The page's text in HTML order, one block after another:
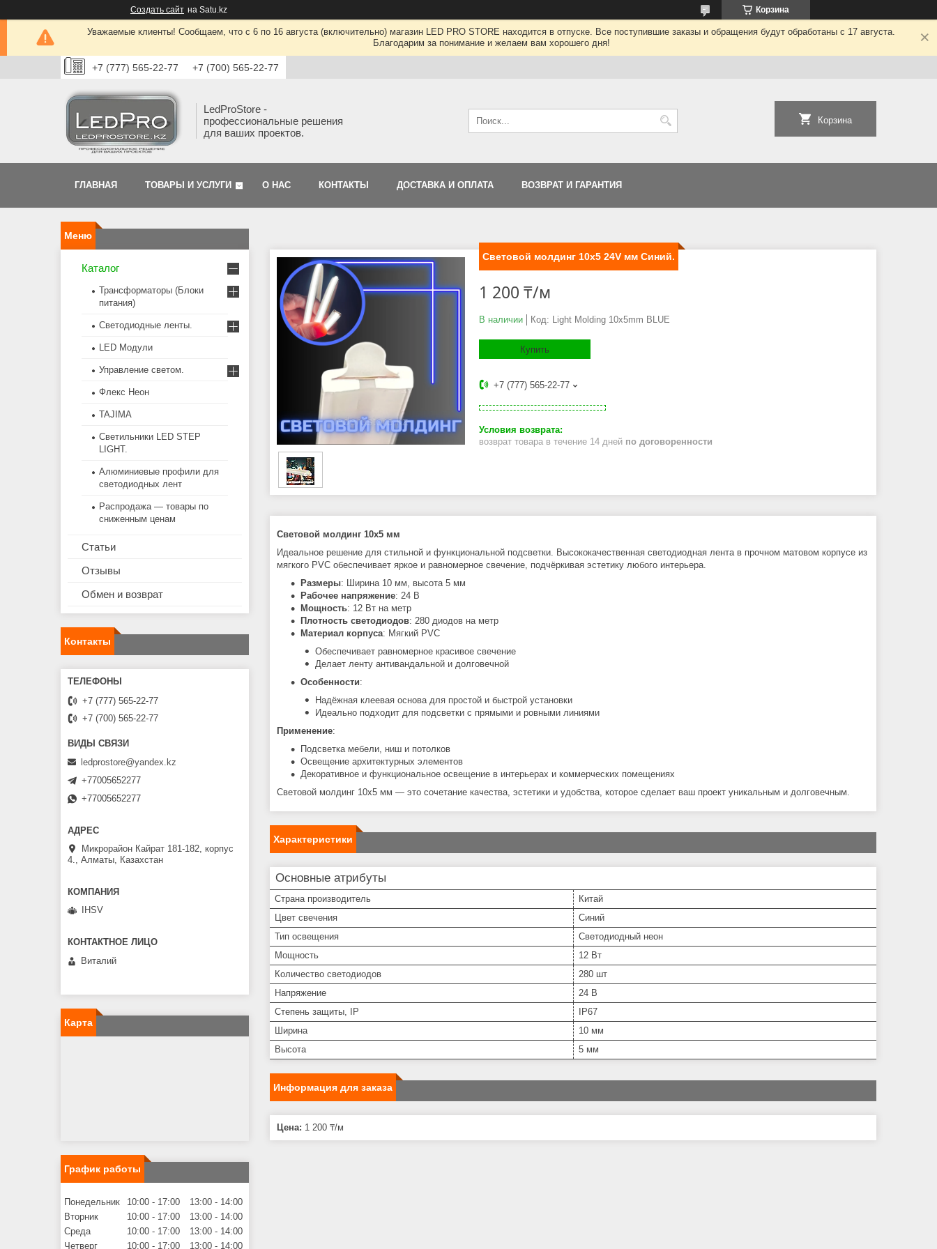
Создать сайт на Satu.kz Корзина
Уважаемые клиенты! Сообщаем, что с 6 по 16 августа (включительно) магазин LED PRO STORE находится в отпуске. Все поступившие заказы и обращения будут обработаны с 17 августа.
Благодарим за понимание и желаем вам хорошего дня!
+7 (777) 565-22-77 +7 (700) 565-22-77
LedProStore -
профессиональные решения
для ваших проектов.
Корзина
ГЛАВНАЯ ТОВАРЫ И УСЛУГИ О НАС КОНТАКТЫ ДОСТАВКА И ОПЛАТА ВОЗВРАТ И ГАРАНТИЯ
Световой молдинг 10x5 24V мм Синий.
1 200 ₸/м
В наличии Код: Light Molding 10x5mm BLUE
Купить
+7 (777) 565-22-77
возврат товара в течение 14 дней по договоренности
Световой молдинг 10x5 мм
Идеальное решение для стильной и функциональной подсветки. Высококачественная светодиодная лента в прочном матовом корпусе из
мягкого PVC обеспечивает яркое и равномерное свечение, подчёркивая эстетику любого интерьера.
Размеры: Ширина 10 мм, высота 5 мм
Рабочее напряжение: 24 В
Мощность: 12 Вт на метр
Плотность светодиодов: 280 диодов на метр
Материал корпуса: Мягкий PVC
Обеспечивает равномерное красивое свечение
Делает ленту антивандальной и долговечной
Особенности:
Надёжная клеевая основа для простой и быстрой установки
Идеально подходит для подсветки с прямыми и ровными линиями
Применение:
Подсветка мебели, ниш и потолков
Освещение архитектурных элементов
Декоративное и функциональное освещение в интерьерах и коммерческих помещениях
Световой молдинг 10x5 мм — это сочетание качества, эстетики и удобства, которое сделает ваш проект уникальным и долговечным.
Характеристики
Основные атрибуты
Страна производитель
Китай
Цвет свечения
Синий
Тип освещения
Светодиодный неон
Мощность
12 Вт
Количество светодиодов
280 шт
Напряжение
24 В
Степень защиты, IP
IP67
Ширина
10 мм
Высота
5 мм
Информация для заказа
Цена: 1 200 ₸/м
Каталог
Трансформаторы (Блоки
питания)
Светодиодные ленты.
LED Модули
Управление светом.
Флекс Неон
TAJIMA
Светильники LED STEP
LIGHT.
Алюминиевые профили для
светодиодных лент
Распродажа — товары по
сниженным ценам
Статьи
Отзывы
Обмен и возврат
Контакты
+7 (777) 565-22-77
+7 (700) 565-22-77
ledprostore@yandex.kz
+77005652277
+77005652277
Микрорайон Кайрат 181-182, корпус
4., Алматы, Казахстан
IHSV
Виталий
Карта
График работы
Понедельник 10:00 17:00 13:00
14:00
Вторник
10:00 17:00 13:00
14:00
Среда
10:00 17:00 13:00
14:00
Четверг
10:00 17:00 13:00 14:00